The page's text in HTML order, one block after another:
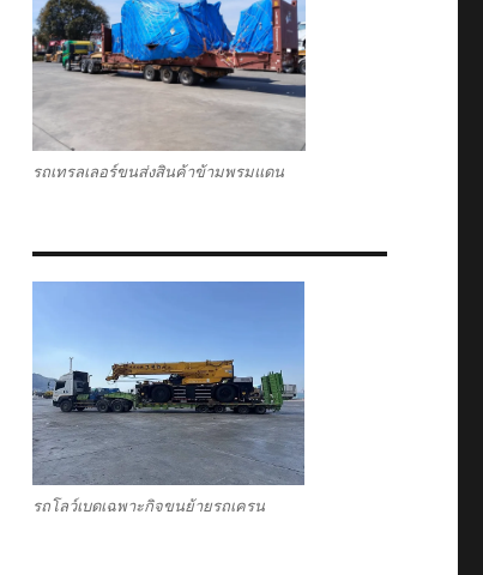
รถเทรลเลอร์ขนส่งสินค้าข้ามพรมแดน
รถโลว์เบดเฉพาะกิจขนย้ายรถเครน